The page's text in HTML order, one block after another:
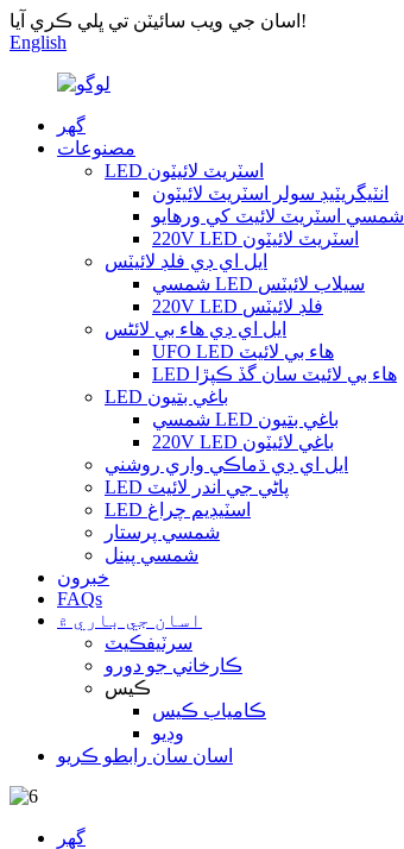
اسان جي ويب سائيٽن تي ڀلي ڪري آيا!
English
گهر
مصنوعات
LED اسٽريٽ لائيٽون
انٽيگريٽيڊ سولر اسٽريٽ لائيٽون
شمسي اسٽريٽ لائيٽ کي ورهايو
220V LED اسٽريٽ لائيٽون
ايل اي ڊي فلڊ لائيٽس
شمسي LED سيلاب لائيٽس
220V LED فلڊ لائيٽس
ايل اي ڊي هاء بي لائٹس
UFO LED هاء بي لائيٽ
LED هاء بي لائيٽ سان گڏ ڪپڙا
LED باغي بتيون
شمسي LED باغي بتيون
220V LED باغي لائيٽون
ايل اي ڊي ڌماڪي واري روشني
LED پاڻي جي اندر لائيٽ
LED اسٽيڊيم چراغ
شمسي پرستار
شمسي پينل
خبرون
FAQs
اسان جي باري ۾
سرٽيفڪيٽ
ڪارخاني جو دورو
ڪيس
ڪامياب ڪيس
وڊيو
اسان سان رابطو ڪريو
گهر